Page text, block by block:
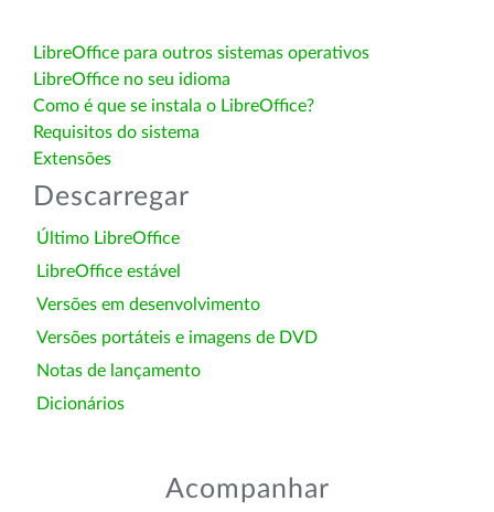
LibreOffice para outros sistemas operativos
LibreOffice no seu idioma
Como é que se instala o LibreOffice?
Requisitos do sistema
Extensões
Descarregar
Último LibreOffice
LibreOffice estável
Versões em desenvolvimento
Versões portáteis e imagens de DVD
Notas de lançamento
Dicionários
Acompanhar